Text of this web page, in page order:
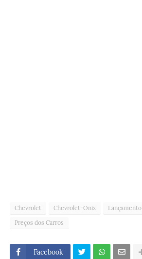
Chevrolet Chevrolet-Onix Lançamento
Preços dos Carros
Facebook